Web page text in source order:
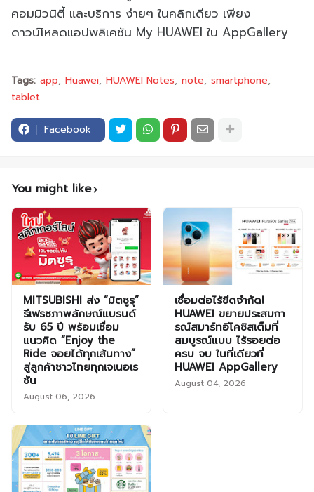
คอมมิวนิตี้ และบริการ ง่ายๆ ในคลิกเดียว เพียง
ดาวน์โหลดแอปพลิเคชัน My HUAWEI ใน AppGallery
Tags: app Huawei HUAWEI Notes note smartphone
tablet
Facebook
You might like
MITSUBISHI ส่ง “มิตซูรุ”
รีเฟรชภาพลักษณ์แบรนด์
รับ 65 ปี พร้อมเชื่อม
แนวคิด “Enjoy the
Ride จอยได้ทุกเส้นทาง”
สู่ลูกค้าชาวไทยทุกเจเนอเร
ชัน
August 06, 2026
เชื่อมต่อไร้ขีดจำกัด!
HUAWEI ขยายประสบกา
รณ์สมาร์ทอีโคซิสเต็มที่
สมบูรณ์แบบ ไร้รอยต่อ
ครบ จบ ในที่เดียวที่
HUAWEI AppGallery
August 04, 2026